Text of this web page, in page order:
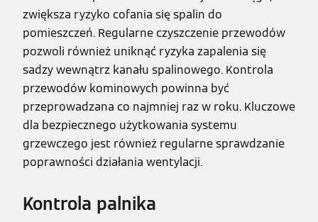
zwiększa ryzyko cofania się spalin do
pomieszczeń. Regularne czyszczenie przewodów
pozwoli również uniknąć ryzyka zapalenia się
sadzy wewnątrz kanału spalinowego. Kontrola
przewodów kominowych powinna być
przeprowadzana co najmniej raz w roku. Kluczowe
dla bezpiecznego użytkowania systemu
grzewczego jest również regularne sprawdzanie
poprawności działania wentylacji.
Kontrola palnika